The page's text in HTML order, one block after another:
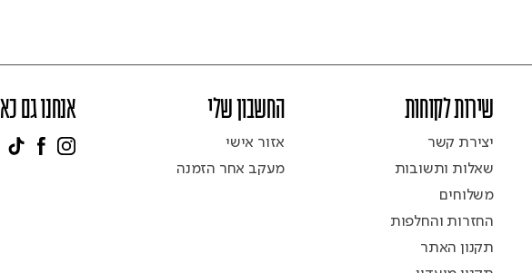
שירות לקוחות
יצירת קשר
שאלות ותשובות
משלוחים
החזרות והחלפות
תקנון האתר
החשבון שלי
אזור אישי
מעקב אחר הזמנה
אנחנו גם כאן